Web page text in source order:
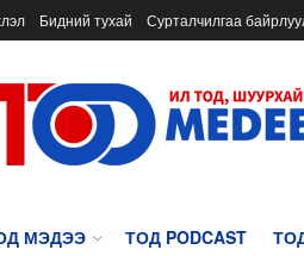
Бидний тухай Сурталчилгаа
МЭДЭЭ ТОД PODCAST